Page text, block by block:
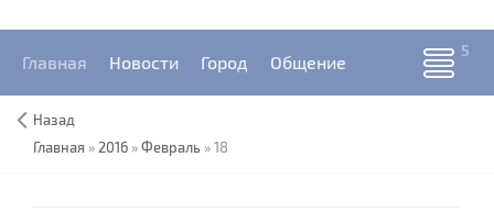
Главная Новости Город Общение
Назад
Главная » 2016 »Февраль »18